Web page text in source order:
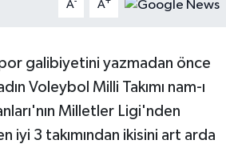
A A
galibiyetini yazmadan önce
Voleybol Milli Takımı nam-ı
Milletler Ligi'nden
iyi 3 takımından ikisini art arda